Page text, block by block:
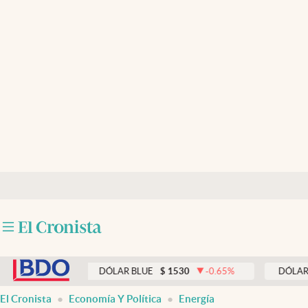
Otras secciones
DÓLAR BLUE $ 1530 -0.65 % DÓLAR
El Cronista Economía Y Política Energía